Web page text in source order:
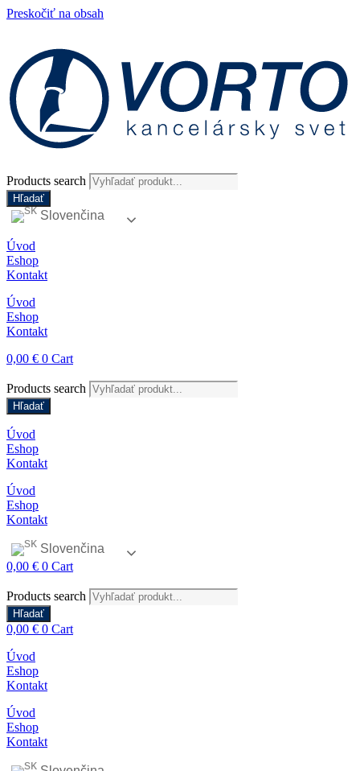
Preskočiť na obsah
Products search
Hľadať
Slovenčina
Úvod
Eshop
Kontakt
Úvod
Eshop
Kontakt
0,00 € 0 Cart
Products search
Hľadať
Úvod
Eshop
Kontakt
Úvod
Eshop
Kontakt
Slovenčina
0,00 € 0 Cart
Products search
Hľadať
0,00 € 0 Cart
Úvod
Eshop
Kontakt
Úvod
Eshop
Kontakt